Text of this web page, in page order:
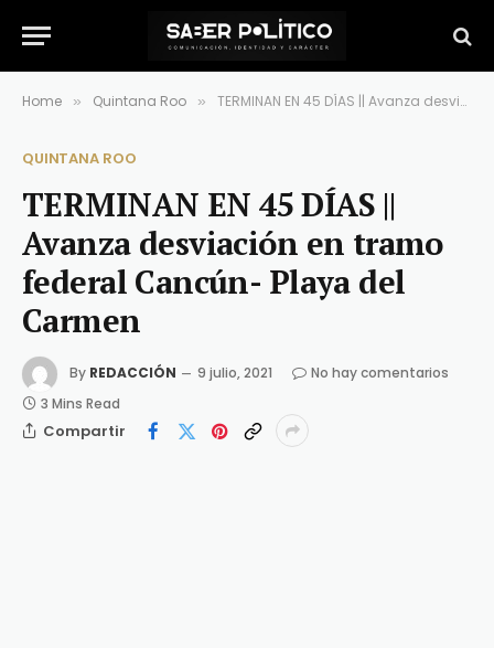
Home » Quintana Roo » TERMINAN EN 45 DÍAS || Avanza desviación en tramo federal Cancún- Playa del Carmen
QUINTANA ROO
TERMINAN EN 45 DÍAS ||
Avanza desviación en tramo
federal Cancún- Playa del
Carmen
By REDACCIÓN 9 julio, 2021
No hay comentarios
3 Mins Read
Compartir